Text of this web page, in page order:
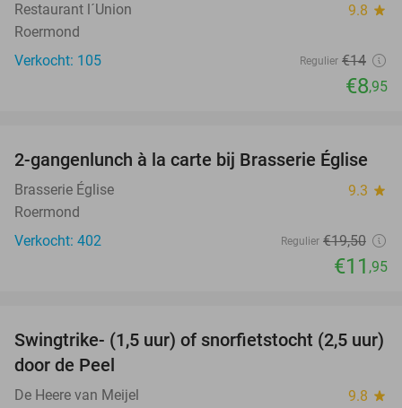
Restaurant l´Union 9.8 star
Roermond
Verkocht: 105
Regulier €14
€8,95
39%
2-gangenlunch à la carte bij Brasserie Église
Brasserie Église 9.3 star
Roermond
Verkocht: 402
Regulier €19,50
€11 ,95
30%
Swingtrike- (1,5 uur) of snorfietstocht (2,5 uur)
door de Peel
De Heere van Meijel 9.8 star